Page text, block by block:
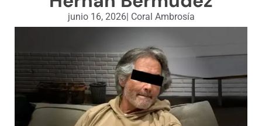
junio 16, 2026| Coral Ambrosía